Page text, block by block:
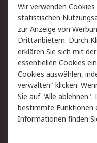
Rücksendung/
Hilfe
Rechtliches
RS Verkaufs- und
Lieferbedingungen
Cookie-Richtlinie
Impressum
Wir verwenden
statistischen
zur Anzeige von
Drittanbietern. Durch
erklären Sie sich mit
essentiellen Cookies
Cookies auswählen,
verwalten" klicken.
Sie auf "Alle
bestimmte Funktionen
Informationen finden